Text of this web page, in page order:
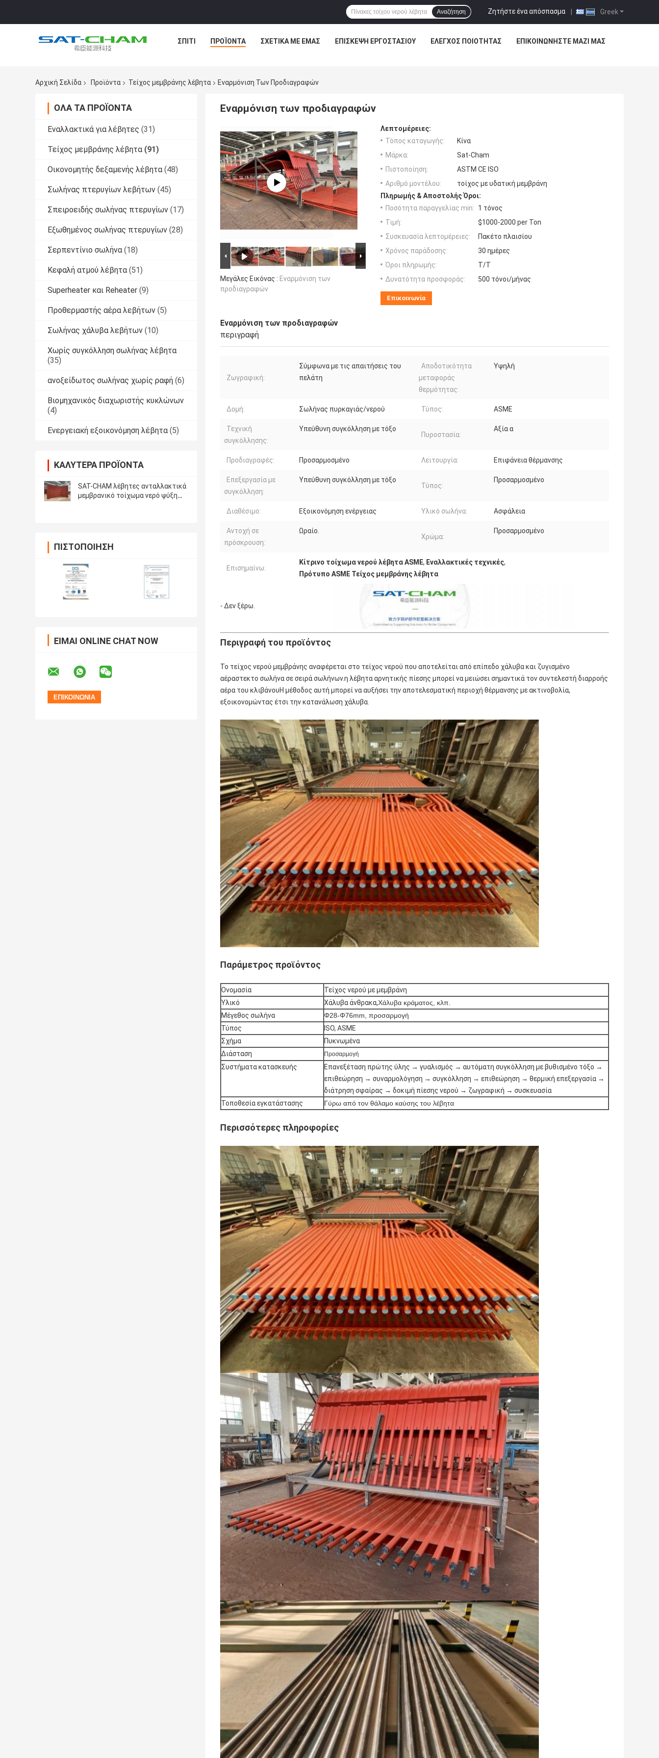
Greek
Ζητήστε ένα απόσπασμα |
Αναζήτηση
ΣΠΊΤΙ ΠΡΟΪΌΝΤΑ ΣΧΕΤΙΚΆ ΜΕ ΕΜΆΣ ΕΠΙΣΚΕΨΉ ΕΡΓΟΣΤΑΣΊΟΥ ΈΛΕΓΧΟΣ ΠΟΙΌΤΗΤΑΣ ΕΠΙΚΟΙΝΩΝΉΣΤΕ ΜΑΖΊ ΜΑΣ
Αρχική Σελίδα Προϊόντα Τείχος μεμβράνης λέβητα Εναρμόνιση Των Προδιαγραφών
ΌΛΑ ΤΑ ΠΡΟΪΌΝΤΑ
Εναλλακτικά για λέβητες (31)
Τείχος μεμβράνης λέβητα (91)
Οικονομητής δεξαμενής λέβητα (48)
Σωλήνας πτερυγίων λεβήτων (45)
Σπειροειδής σωλήνας πτερυγίων (17)
Εξωθημένος σωλήνας πτερυγίων (28)
Σερπεντίνιο σωλήνα (18)
Κεφαλή ατμού λέβητα (51)
Superheater και Reheater (9)
Προθερμαστής αέρα λεβήτων (5)
Σωλήνας χάλυβα λεβήτων (10)
Χωρίς συγκόλληση σωλήνας λέβητα
(35)
ανοξείδωτος σωλήνας χωρίς ραφή (6)
Βιομηχανικός διαχωριστής κυκλώνων
(4)
Ενεργειακή εξοικονόμηση λέβητα (5)
ΚΑΛΎΤΕΡΑ ΠΡΟΪΌΝΤΑ
SAT-CHAM λέβητες ανταλλακτικά
μεμβρανικό τοίχωμα νερό ψύξη
ΠΙΣΤΟΠΟΊΗΣΗ
ΕΊΜΑΙ ONLINE CHAT NOW
Εναρμόνιση των προδιαγραφών
Μεγάλες Εικόνας : Εναρμόνιση των
προδιαγραφών
Λεπτομέρειες:
Τόπος καταγωγής:
Κίνα
Μάρκα:
Sat-Cham
Πιστοποίηση:
ASTM CE ISO
Αριθμό μοντέλου:
τοίχος με υδατική μεμβράνη
Πληρωμής & Αποστολής Όροι:
Ποσότητα παραγγελίας min:
1 τόνος
Τιμή:
$1000-2000 per Ton
Συσκευασία λεπτομέρειες:
Πακέτο πλαισίου
Χρόνος παράδοσης:
30 ημέρες
Όροι πληρωμής:
Τ/Τ
Δυνατότητα προσφοράς:
500 τόνοι/μήνας
Επικοινωνία
Εναρμόνιση των προδιαγραφών
περιγραφή
Ζωγραφική:
Σύμφωνα με τις απαιτήσεις του
πελάτη
Αποδοτικότητα
μεταφοράς
θερμότητας:
Υψηλή
Δομή: Σωλήνας πυρκαγιάς/νερού Τύπος: ASME
Τεχνική
συγκόλλησης:
Υπεύθυνη συγκόλληση με τόξο
Πυροστασία:
Αξία α
Προδιαγραφές: Προσαρμοσμένο Λειτουργία: Επιφάνεια θέρμανσης
Επεξεργασία με
συγκόλληση:
Υπεύθυνη συγκόλληση με τόξο
Τύπος:
Προσαρμοσμένο
Διαθέσιμο: Εξοικονόμηση ενέργειας Υλικό σωλήνα: Ασφάλεια
Αντοχή σε
πρόσκρουση:
Ωραίο.
Χρώμα:
Προσαρμοσμένο
Επισημαίνω:
Κίτρινο τοίχωμα νερού λέβητα ASME, Εναλλακτικές τεχνικές,
Πρότυπο ASME Τείχος μεμβράνης λέβητα
- Δεν ξέρω.
Περιγραφή του προϊόντος
Το τείχος νερού μεμβράνης αναφέρεται στο τείχος νερού που αποτελείται από επίπεδο χάλυβα και ζυγισμένο
αέραστεκτο σωλήνα σε σειρά σωλήνων.η λέβητα αρνητικής πίεσης μπορεί να μειώσει σημαντικά τον συντελεστή διαρροής
αέρα του κλιβάνουΗ μέθοδος αυτή μπορεί να αυξήσει την αποτελεσματική περιοχή θέρμανσης με ακτινοβολία,
εξοικονομώντας έτσι την κατανάλωση χάλυβα.
Παράμετρος προϊόντος
Ονομασία
Τείχος νερού με μεμβράνη
Υλικό
Χάλυβα άνθρακα,Χάλυβα κράματος, κλπ.
Μέγεθος σωλήνα
Φ28-Φ76mm, προσαρμογή
Τύπος
ISO, ASME
Σχήμα
Πυκνωμένα
Διάσταση
Προσαρμογή
Συστήματα κατασκευής
Επανεξέταση πρώτης ύλης → γυαλισμός → αυτόματη συγκόλληση με βυθισμένο τόξο →
επιθεώρηση → συναρμολόγηση → συγκόλληση → επιθεώρηση → θερμική επεξεργασία →
διάτρηση σφαίρας → δοκιμή πίεσης νερού → ζωγραφική → συσκευασία
Τοποθεσία εγκατάστασης
Γύρω από τον θάλαμο καύσης του λέβητα
Περισσότερες πληροφορίες